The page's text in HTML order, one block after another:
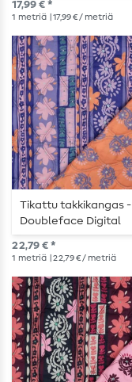
ruskea
17,99 € *
1 metriä | 17,99 € / metriä
Tikattu takkikangas -
Doubleface Digital
Flowers Lilac (liila)
22,79 € *
1 metriä | 22,79 € / metriä